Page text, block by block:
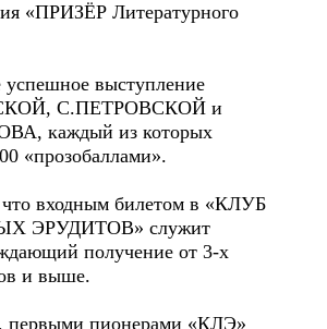
«ПРИЗЁР Литературного
выступление
С.ПЕТРОВСКОЙ и
каждый из которых
«прозобаллами».
что входным билетом в «КЛУБ
ЭРУДИТОВ» служит
получение от 3-х
и выше.
первыми пионерами «КЛЭ»